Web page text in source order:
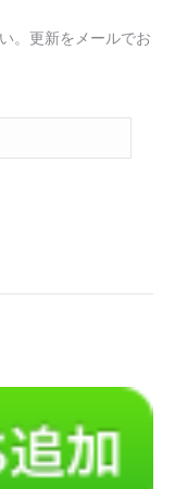
。更新をメールでお